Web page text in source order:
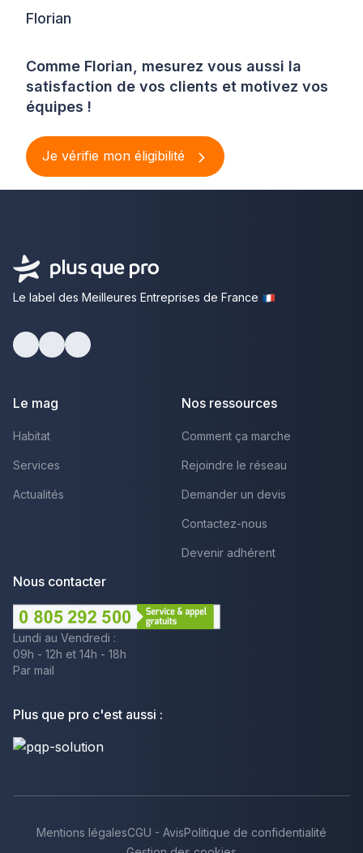
Comme Florian, mesurez vous aussi la
satisfaction de vos clients et motivez vos
équipes !
Je vérifie mon éligibilité
Florian
Le label des Meilleures Entreprises de France
Le mag
Habitat
Services
Actualités
Nos ressources
Comment ça marche
Rejoindre le réseau
Demander un devis
Contactez-nous
Devenir adhérent
Nous contacter
Lundi au Vendredi :
09h - 12h et 14h - 18h
Par mail
Plus que pro c'est aussi :
Mentions légalesCGU - AvisPolitique de confidentialité